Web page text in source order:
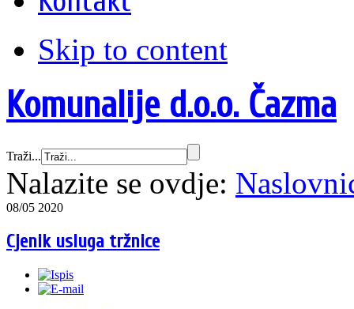
Skip to content
Komunalije d.o.o. Čazma
Traži...
Nalazite se ovdje:
08/05 2020
Cjenik usluga tržnice